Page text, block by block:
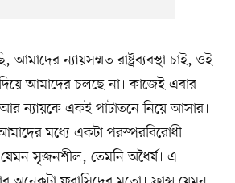
ন্যায়সম্মত রাষ্ট্রব্যবস্থা চাই, ওই
দিয়ে আমাদের চলছে না। কাজেই এবার
আর ন্যায়কে একই পাটাতনে নিয়ে আসার।
মধে৵ একটা পরস্পরবিরোধী
সৃজনশীল, তেমনি অধৈয৴। এ